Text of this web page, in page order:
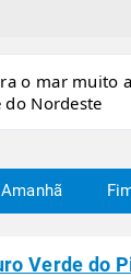
o mar muito
do Nordeste
Amanhã
Verde do